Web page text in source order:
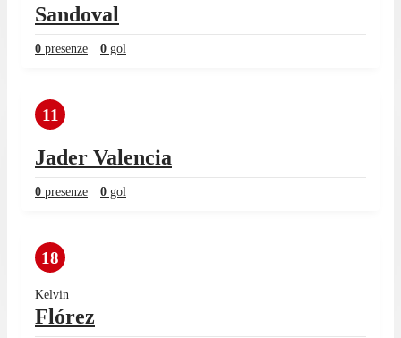
Sandoval
0 presenze 0 gol
11
Jader Valencia
0 presenze 0 gol
18
Kelvin
Flórez